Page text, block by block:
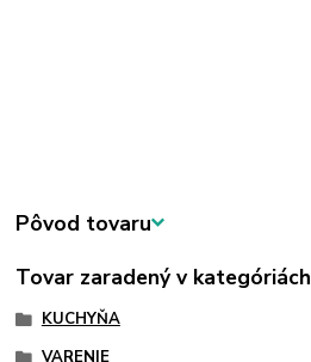
Pôvod tovaru
Tovar zaradený v kategóriách
KUCHYŇA
VARENIE